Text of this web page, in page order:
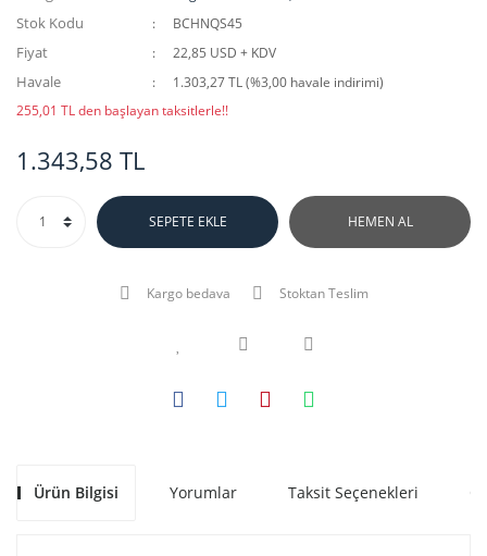
Stok Kodu BCHNQS45
Fiyat 22,85 USD + KDV
Havale
1.303,27 TL (%3,00 havale indirimi)
255,01 TL den başlayan taksitlerle!!
1.343,58 TL
SEPETE EKLE HEMEN AL
Kargo bedava Stoktan Teslim
Ürün Bilgisi Yorumlar Taksit Seçenekleri